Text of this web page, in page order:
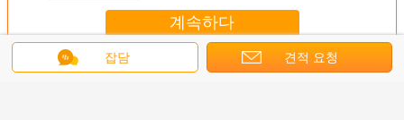
계속하다
더 많은 것자동 라벨 부착 기
잡담 견적 요청